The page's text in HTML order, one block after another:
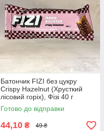
Батончик FIZI без цукру
Crispy Hazelnut (Хрусткий
лісовий горіх), Фізі 40 г
Готово до відправки
44,10 ₴ 49 ₴